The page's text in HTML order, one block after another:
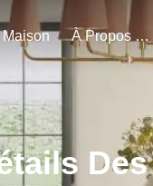
Maison À Propos De Nous